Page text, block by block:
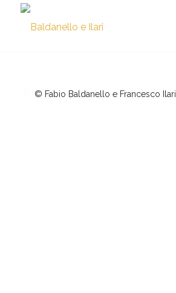
© Fabio Baldanello e Francesco Ilari